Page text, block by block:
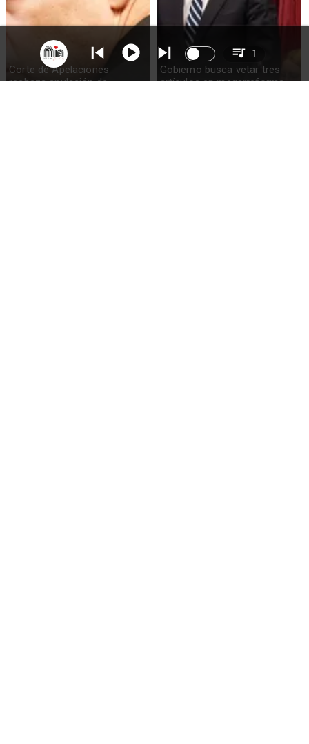
Corte de Apelaciones
rechaza anulación de
Gobierno busca vetar tres
artículos en megarreforma
1